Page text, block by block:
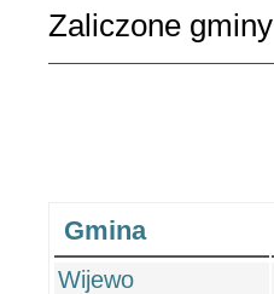
Zaliczone gminy
Gmina
Wijewo